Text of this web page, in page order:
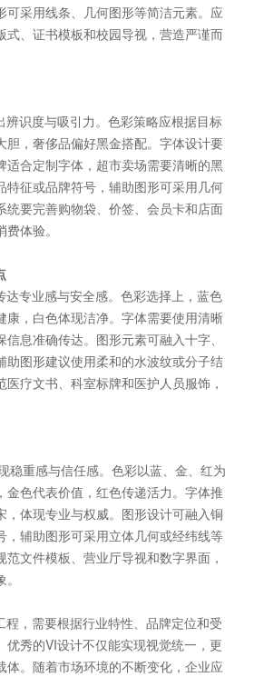
可采用线条、几何图形等简洁元素。应
式、证书模板和校园导视，营造严谨而
辨识度与吸引力。色彩策略应根据目标
胆，奢侈品偏好黑金搭配。字体设计要
适合定制字体，超市卖场需要清晰的黑
特征或品牌符号，辅助图形可采用几何
统要完善购物袋、价签、会员卡和店面
体验。
达专业感与安全感。色彩选择上，蓝色
康，白色体现洁净。字体需要使用清晰
息准确传达。图形元素可融入十字、
助图形建议使用柔和的水波纹或分子结
疗文书、科室标牌和医护人员服饰，
稳重感与信任感。色彩以蓝、金、红为
金色代表价值，红色传递活力。字体推
，体现专业与权威。图形设计可融入铜
，辅助图形可采用立体几何或经纬线等
文件模板、营业厅导视和数字界面，
程，需要根据行业特性、品牌定位和受
优秀的VI设计不仅能实现视觉统一，更
体。随着市场环境的不断变化，企业应